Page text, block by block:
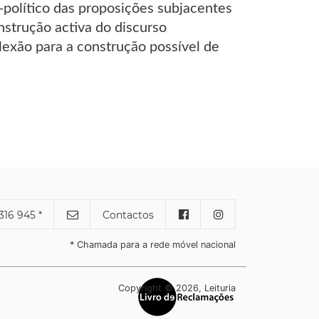
das proposições subjacentes
activa do discurso
para a construção possível de
945 * Contactos
* Chamada para a rede móvel nacional
Copyright © 2026, Leituria